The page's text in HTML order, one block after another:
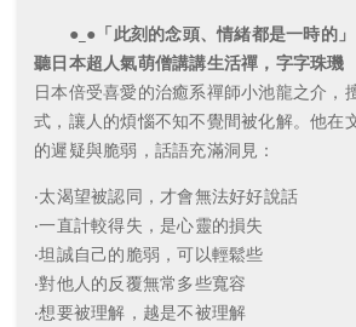
●_●「此刻的念頭、情緒都是一時的」
聽日本超人氣萌僧講講生活禪，字字珠璣
日本倍受喜愛的治癒系禪師小池龍之介，
式，讓人的煩惱不知不覺間被化解。他在
的遲疑與脆弱，話語充滿洞見：
‧太渴望被認同，才會無法好好說話
‧一直計較得失，是心靈的損失
‧坦誠自己的脆弱，可以輕鬆些
‧對他人的反覆無常多些寬容
‧想要被理解，越是不被理解